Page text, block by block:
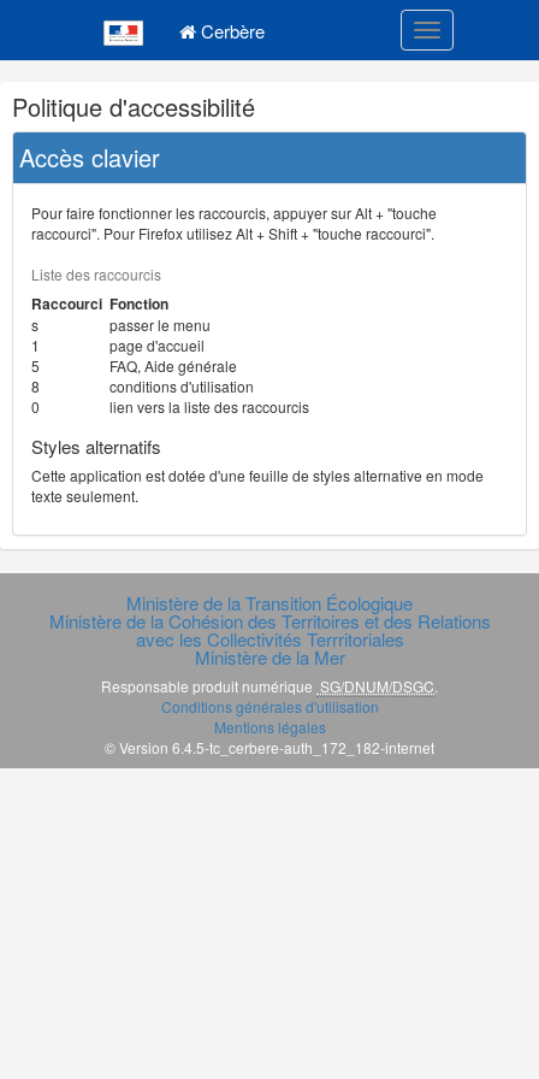
Cerbère Toggle
Navigation
et
outils
annexes
Politique d'accessibilité
Accès clavier
Pour faire fonctionner les raccourcis, appuyer sur Alt + "touche
raccourci". Pour Firefox utilisez Alt + Shift + "touche raccourci".
Liste des raccourcis
Raccourci Fonction
s
passer le menu
1
page d'accueil
5
FAQ, Aide générale
8
conditions d'utilisation
0
lien vers la liste des raccourcis
Styles alternatifs
Cette application est dotée d'une feuille de styles alternative en mode
texte seulement.
Ministère de la Transition Écologique
Ministère de la Cohésion des Territoires et des Relations
avec les Collectivités Terrritoriales
Ministère de la Mer
Responsable produit numérique SG/DNUM/DSGC
Conditions générales d'utilisation
Mentions légales
© Version 6.4.5-tc_cerbere-auth_172_182-internet